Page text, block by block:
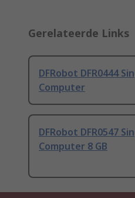
Gerelateerde Links
DFRobot DFR0444
Computer
DFRobot DFR0547
Computer 8 GB